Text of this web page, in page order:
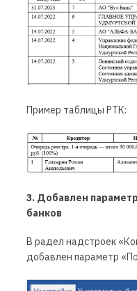
Пример таблицы РТК:
3. Добавлен
банков
В радел надстроек
добавлен параметр